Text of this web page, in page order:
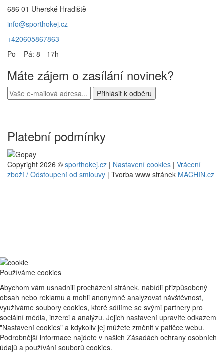
686 01 Uherské Hradiště
info@sporthokej.cz
+420605867863
Po – Pá: 8 - 17h
Máte zájem o zasílání novinek?
Platební podmínky
Copyright 2026 © sporthokej.cz | Nastavení cookies | Vrácení
zboží / Odstoupení od smlouvy | Tvorba www stránek MACHIN.cz
Používáme cookies
Abychom vám usnadnili procházení stránek, nabídli přizpůsobený
obsah nebo reklamu a mohli anonymně analyzovat návštěvnost,
využíváme soubory cookies, které sdílíme se svými partnery pro
sociální média, inzerci a analýzu. Jejich nastavení upravíte odkazem
"Nastavení cookies" a kdykoliv jej můžete změnit v patičce webu.
Podrobnější informace najdete v našich Zásadách ochrany osobních
údajů a používání souborů cookies.